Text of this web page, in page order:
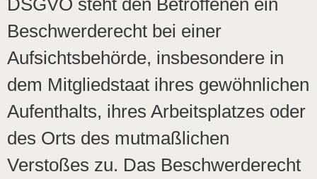
DSGVO steht den Betroffenen ein
Beschwerderecht bei einer
Aufsichtsbehörde, insbesondere in
dem Mitgliedstaat ihres gewöhnlichen
Aufenthalts, ihres Arbeitsplatzes oder
des Orts des mutmaßlichen
Verstoßes zu. Das Beschwerderecht